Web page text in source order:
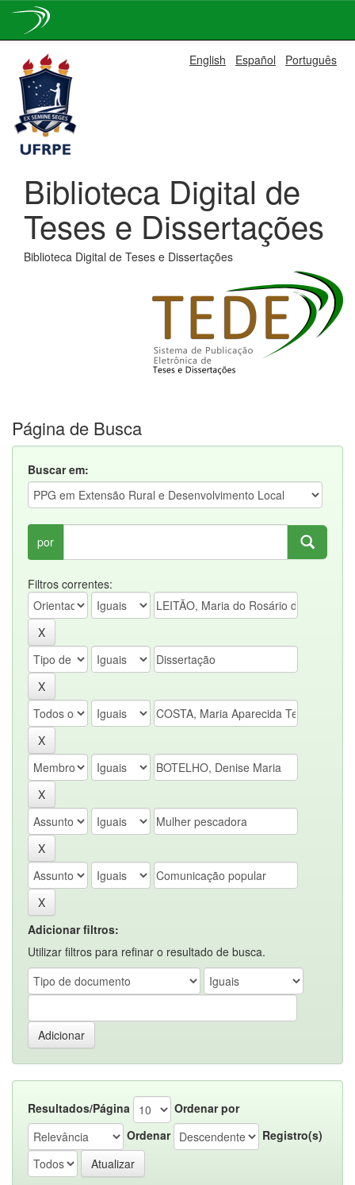
navigation
English Español Português
Biblioteca Digital de
Teses e Dissertações
Biblioteca Digital de Teses e Dissertações
Página de Busca
Buscar em:
por
Filtros correntes:
Adicionar filtros:
Utilizar filtros para refinar o resultado de busca.
Resultados/Página
Ordenar por
Ordenar
Registro(s)